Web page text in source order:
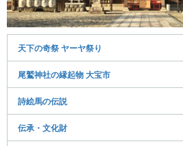
天下の奇祭 ヤーヤ祭り
尾鷲神社の縁起物 大宝市
詩絵馬の伝説
伝承・文化財